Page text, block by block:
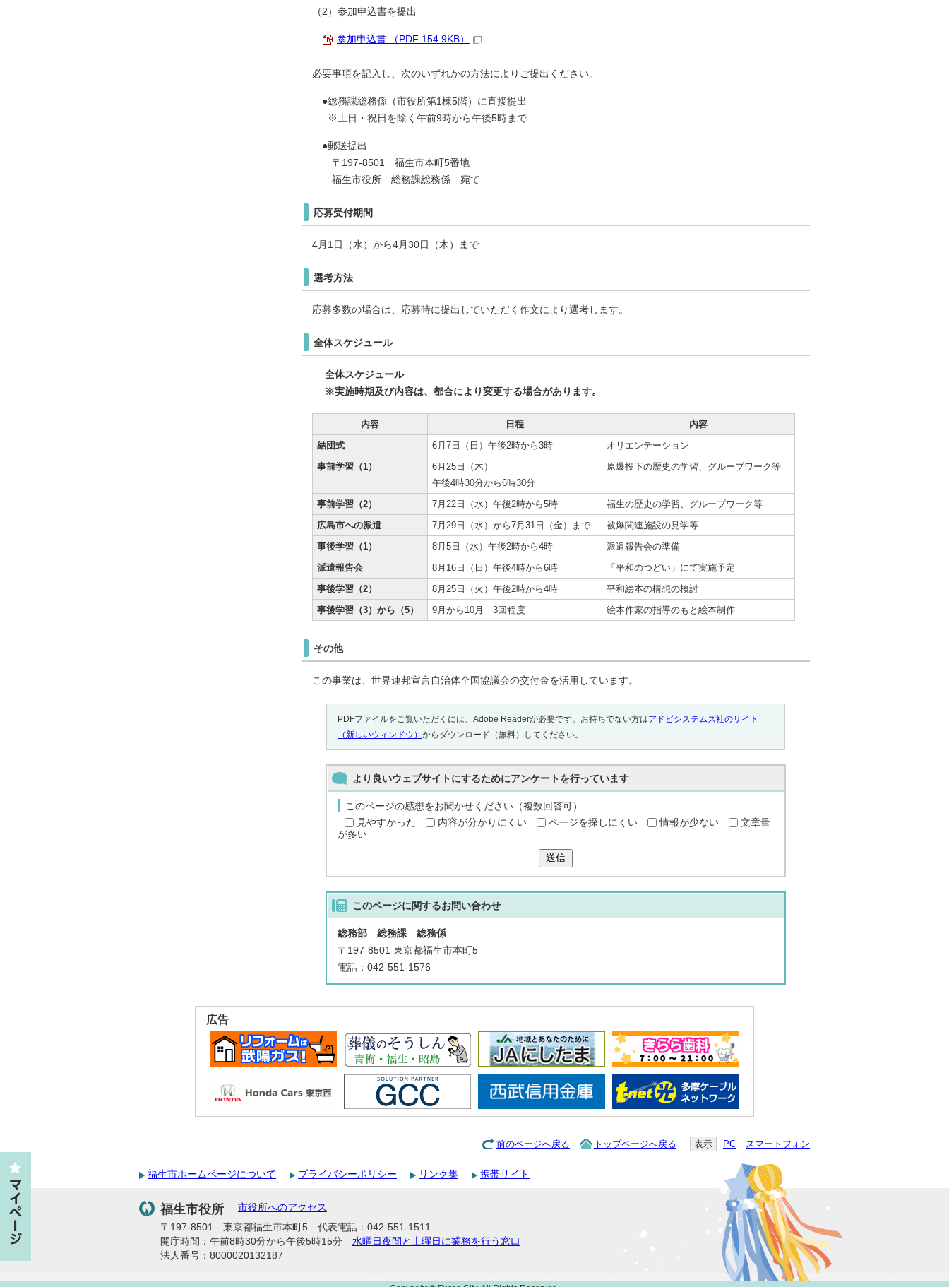
（2）参加申込書を提出
参加申込書 （PDF 154.9KB）
必要事項を記入し、次のいずれかの方法によりご提出ください。
●総務課総務係（市役所第1棟5階）に直接提出
※土日・祝日を除く午前9時から午後5時まで
●郵送提出
〒197-8501 福生市本町5番地
福生市役所 総務課総務係 宛て
応募受付期間
4月1日（水）から4月30日（木）まで
選考方法
応募多数の場合は、応募時に提出していただく作文により選考します。
全体スケジュール
全体スケジュール
※実施時期及び内容は、都合により変更する場合があります。
内容 日程
内容
結団式
6月7日（日）午後2時から3時
オリエンテーション
事前学習（1）
6月25日（木）
午後4時30分から6時30分
原爆投下の歴史の学習、グループワーク等
事前学習（2） 7月22日（水）午後2時から5時
福生の歴史の学習、グループワーク等
広島市への派遣
7月29日（水）から7月31日（金）まで
被爆関連施設の見学等
事後学習（1）
8月5日（水）午後2時から4時
派遣報告会の準備
派遣報告会
8月16日（日）午後4時から6時
「平和のつどい」にて実施予定
事後学習（2）
8月25日（火）午後2時から4時
平和絵本の構想の検討
事後学習（3）から（5）
9月から10月 3回程度 絵本作家の指導のもと絵本制作
その他
この事業は、世界連邦宣言自治体全国協議会の交付金を活用しています。
PDFファイルをご覧いただくには、Adobe Readerが必要です。お持ちでない方はアドビシステムズ社のサイト
（新しいウィンドウ） からダウンロード（無料）してください。
より良いウェブサイトにするためにアンケートを行っています
このページの感想をお聞かせください（複数回答可）
見やすかった
内容が分かりにくい ページを探しにくい 情報が少ない
文章量
が多い
送信
このページに関するお問い合わせ
総務部 総務課 総務係
〒197-8501 東京都福生市本町5
電話：042-551-1576
広告
前のページへ戻る トップページへ戻る 表示 PC スマートフォン
福生市ホームページについて プライバシーポリシー リンク集 携帯サイト
福生市役所
市役所へのアクセス
〒197-8501 東京都福生市本町5 代表電話：042-551-1511
開庁時間：午前8時30分から午後5時15分 水曜日夜間と土曜日に業務を行う窓口
法人番号：8000020132187